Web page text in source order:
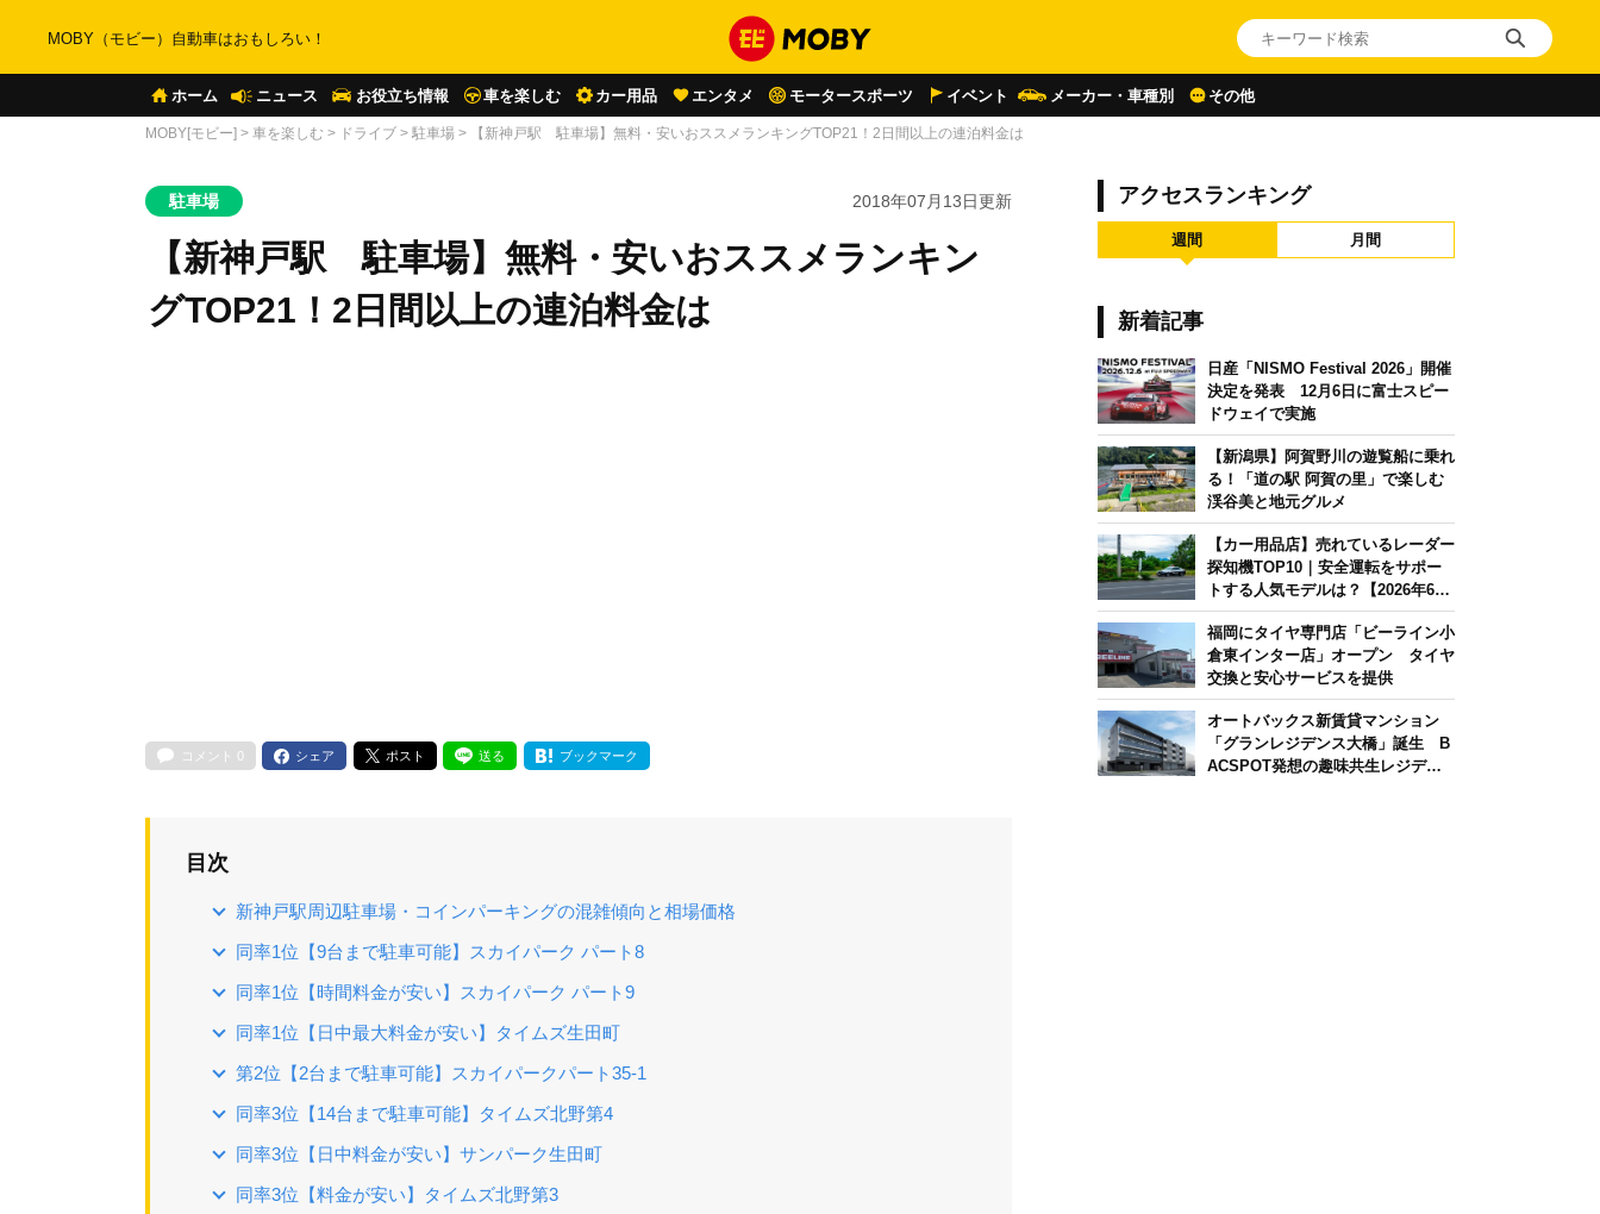
MOBY（モビー）自動車はおもしろい！
ホーム ニュース お役立ち情報 車を楽しむ カー用品 エンタメ モータースポーツ イベント メーカー・車種別 その他
MOBY[モビー] > 車を楽しむ > ドライブ > 駐車場 > 【新神戸駅 駐車場】無料・安いおススメランキングTOP21！2日間以上の連泊料金は
駐車場 2018年07月13日更新
【新神戸駅 駐車場】無料・安いおススメランキン
グTOP21！2日間以上の連泊料金は
コメント 0 シェア ポスト 送る ブックマーク
目次
新神戸駅周辺駐車場・コインパーキングの混雑傾向と相場価格
同率1位【9台まで駐車可能】スカイパーク パート8
同率1位【時間料金が安い】スカイパーク パート9
同率1位【日中最大料金が安い】タイムズ生田町
第2位【2台まで駐車可能】スカイパークパート35-1
同率3位【14台まで駐車可能】タイムズ北野第4
同率3位【日中料金が安い】サンパーク生田町
同率3位【料金が安い】タイムズ北野第3
アクセスランキング
週間 月間
新着記事
日産「NISMO Festival 2026」開催
決定を発表 12月6日に富士スピー
ドウェイで実施
【新潟県】阿賀野川の遊覧船に乗れ
る！「道の駅 阿賀の里」で楽しむ
渓谷美と地元グルメ
【カー用品店】売れているレーダー
探知機TOP10｜安全運転をサポー
トする人気モデルは？【2026年6月
版】
福岡にタイヤ専門店「ビーライン小
倉東インター店」オープン タイヤ
交換と安心サービスを提供
オートバックス新賃貸マンション
「グランレジデンス大橋」誕生 B
ACSPOT発想の趣味共生レジデン